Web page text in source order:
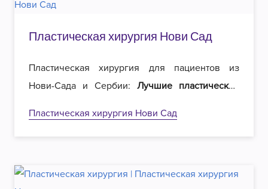
Пластическая хирургия Нови Сад
Пластическая хирургия для пациентов из
Нови-Сада и Сербии: Лучшие пластические
операции. Добро пожаловать в Роял
эстетическую хирургию в Белграде!
Пластическая хирургия Нови Сад